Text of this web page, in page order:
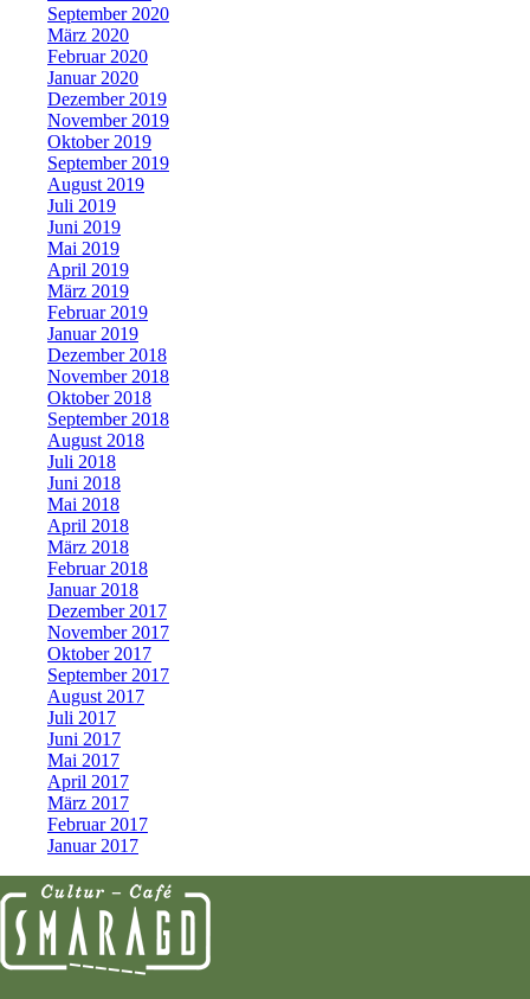
September 2020
März 2020
Februar 2020
Januar 2020
Dezember 2019
November 2019
Oktober 2019
September 2019
August 2019
Juli 2019
Juni 2019
Mai 2019
April 2019
März 2019
Februar 2019
Januar 2019
Dezember 2018
November 2018
Oktober 2018
September 2018
August 2018
Juli 2018
Juni 2018
Mai 2018
April 2018
März 2018
Februar 2018
Januar 2018
Dezember 2017
November 2017
Oktober 2017
September 2017
August 2017
Juli 2017
Juni 2017
Mai 2017
April 2017
März 2017
Februar 2017
Januar 2017